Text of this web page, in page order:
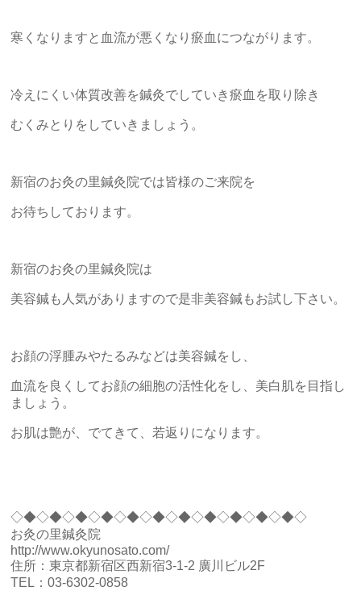
寒くなりますと血流が悪くなり瘀血につながります。
冷えにくい体質改善を鍼灸でしていき瘀血を取り除き
むくみとりをしていきましょう。
新宿のお灸の里鍼灸院では皆様のご来院を
お待ちしております。
新宿のお灸の里鍼灸院は
美容鍼も人気がありますので是非美容鍼もお試し下さい。
お顔の浮腫みやたるみなどは美容鍼をし、
血流を良くしてお顔の細胞の活性化をし、美白肌を目指し
ましょう。
お肌は艶が、でてきて、若返りになります。
◇◆◇◆◇◆◇◆◇◆◇◆◇◆◇◆◇◆◇◆◇◆◇
お灸の里鍼灸院
http://www.okyunosato.com/
住所：東京都新宿区西新宿3-1-2 廣川ビル2F
TEL：03-6302-0858